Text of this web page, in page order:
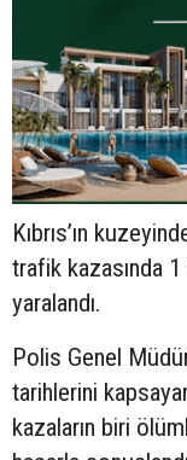
Kıbrıs’ın
trafik kazasında
yaralandı.
Polis Genel
tarihlerini
kazaların biri